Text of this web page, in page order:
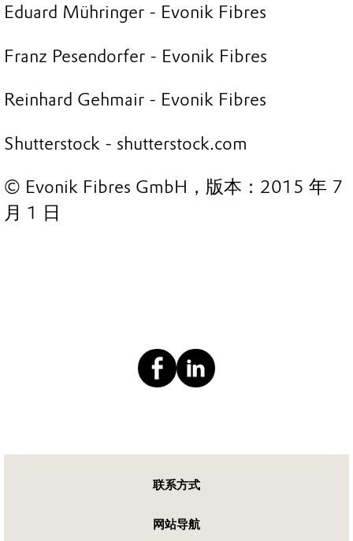
Eduard Mühringer - Evonik Fibres
Franz Pesendorfer - Evonik Fibres
Reinhard Gehmair - Evonik Fibres
Shutterstock - shutterstock.com
© Evonik Fibres GmbH，版本：2015 年 7
月 1 日
联系方式
网站导航